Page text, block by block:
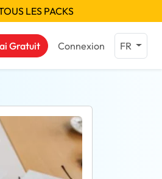
LES PACKS
Gratuit Connexion FR